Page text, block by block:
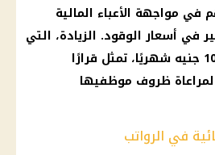
مواجهة الأعباء المالية
في أسعار الوقود. الزيادة، التي
تتراوح بين 500 إلى 1000 جنيه شهريًا، تمثل قرارًا
لمراعاة ظروف موظفيها
في الرواتب